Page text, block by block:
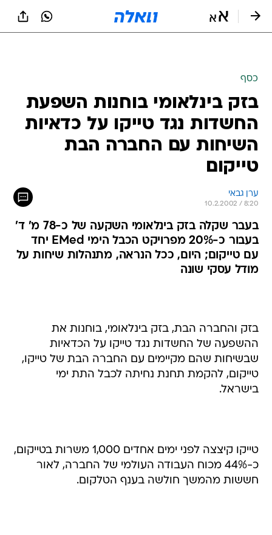
כסף
בזק בינלאומי בוחנות השפעת
החשדות נגד טייקו על כדאיות
השיחות עם החברה הבת
טייקום
ערן גבאי
10.2.2002 / 8:20
בעבר שקלה בזק בינלאומי השקעה של כ-78 מ' ד'
בעבור כ-20% מפרויקט הכבל הימי EMed יחד
עם טייקום; היום, ככל הנראה, מתנהלות שיחות על
מודל עסקי שונה
בזק והחברה הבת, בזק בינלאומי, בוחנות את
ההשפעה של החשדות נגד טייקו על הכדאיות
שבשיחות שהם מקיימים עם החברה הבת של טייקו,
טייקום, להקמת תחנת נחיתה לכבל התת ימי
בישראל.
טייקו קיצצה לפני ימים אחדים 1,000 משרות בטייקום,
כ-44% מכוח העבודה העולמי של החברה, לאור
חששות מהמשך חולשה בענף הטלקום.